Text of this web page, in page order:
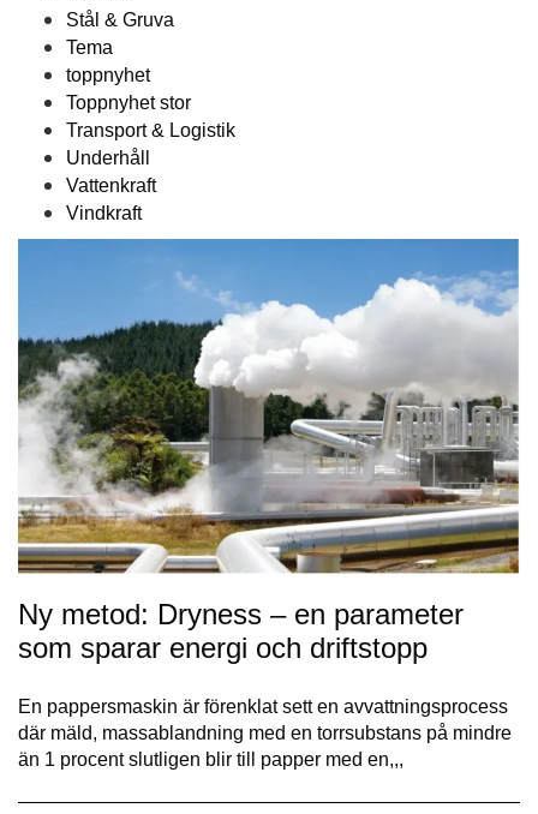
Stål & Gruva
Tema
toppnyhet
Toppnyhet stor
Transport & Logistik
Underhåll
Vattenkraft
Vindkraft
Ny metod: Dryness – en parameter
som sparar energi och driftstopp
En pappersmaskin är förenklat sett en avvattningsprocess
där mäld, massablandning med en torrsubstans på mindre
än 1 procent slutligen blir till papper med en,,,